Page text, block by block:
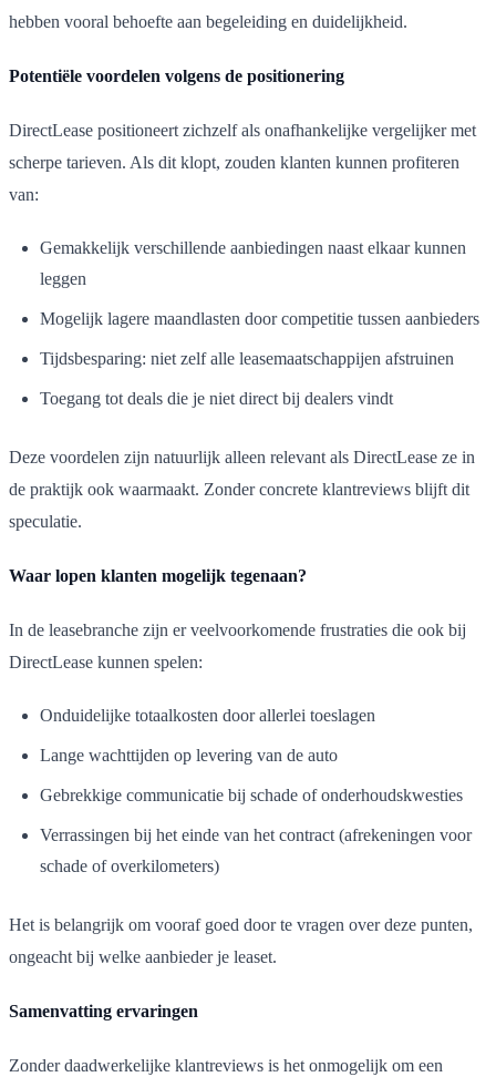
hebben vooral behoefte aan begeleiding en duidelijkheid.
Potentiële voordelen volgens de positionering
DirectLease positioneert zichzelf als onafhankelijke vergelijker met
scherpe tarieven. Als dit klopt, zouden klanten kunnen profiteren
van:
Gemakkelijk verschillende aanbiedingen naast elkaar kunnen
leggen
Mogelijk lagere maandlasten door competitie tussen aanbieders
Tijdsbesparing: niet zelf alle leasemaatschappijen afstruinen
Toegang tot deals die je niet direct bij dealers vindt
Deze voordelen zijn natuurlijk alleen relevant als DirectLease ze in
de praktijk ook waarmaakt. Zonder concrete klantreviews blijft dit
speculatie.
Waar lopen klanten mogelijk tegenaan?
In de leasebranche zijn er veelvoorkomende frustraties die ook bij
DirectLease kunnen spelen:
Onduidelijke totaalkosten door allerlei toeslagen
Lange wachttijden op levering van de auto
Gebrekkige communicatie bij schade of onderhoudskwesties
Verrassingen bij het einde van het contract (afrekeningen voor
schade of overkilometers)
Het is belangrijk om vooraf goed door te vragen over deze punten,
ongeacht bij welke aanbieder je leaset.
Samenvatting ervaringen
Zonder daadwerkelijke klantreviews is het onmogelijk om een